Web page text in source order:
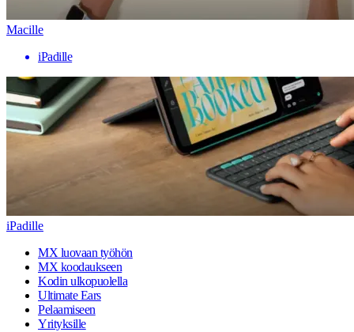
Macille
iPadille
iPadille
MX luovaan työhön
MX koodaukseen
Kodin ulkopuolella
Ultimate Ears
Pelaamiseen
Yrityksille